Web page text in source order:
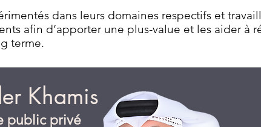
dans leurs domaines respectifs et
afin d’apporter une plus-value et les aider à
terme.
Khamis
public privé